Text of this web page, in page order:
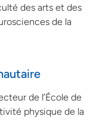
des arts et des
de la
de l’École de
physique de la